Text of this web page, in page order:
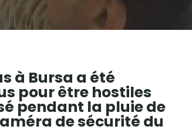
à Bursa a été
pour être hostiles
pendant la pluie de
de sécurité du